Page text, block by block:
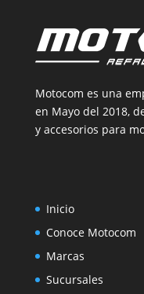
Motocom es una
en Mayo del 2018,
y accesorios para
Inicio
Conoce Motocom
Marcas
Sucursales